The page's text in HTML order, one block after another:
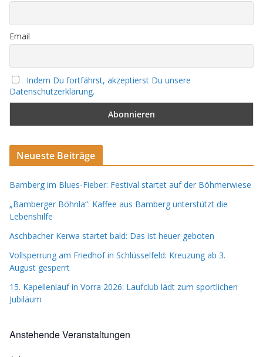
Email
Indem Du fortfährst, akzeptierst Du unsere
Datenschutzerklärung.
Neueste Beiträge
Bamberg im Blues-Fieber: Festival startet auf der Böhmerwiese
„Bamberger Böhnla“: Kaffee aus Bamberg unterstützt die
Lebenshilfe
Aschbacher Kerwa startet bald: Das ist heuer geboten
Vollsperrung am Friedhof in Schlüsselfeld: Kreuzung ab 3.
August gesperrt
15. Kapellenlauf in Vorra 2026: Laufclub lädt zum sportlichen
Jubiläum
Anstehende Veranstaltungen